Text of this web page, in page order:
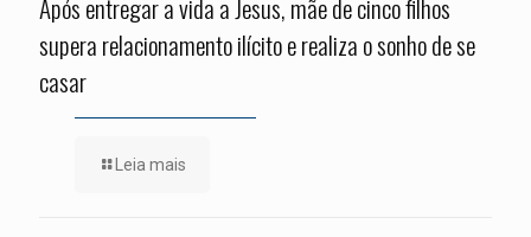
Após entregar a vida a Jesus, mãe de cinco filhos
supera relacionamento ilícito e realiza o sonho de se
casar
Leia mais